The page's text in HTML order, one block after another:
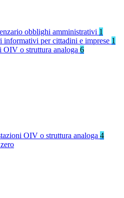
obblighi amministrativi 1
informativi per cittadini e imprese 1
OIV o struttura analoga 6
OIV o struttura analoga 4